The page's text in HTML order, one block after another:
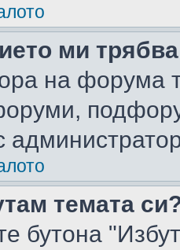
ми
на форума
темата
бутона